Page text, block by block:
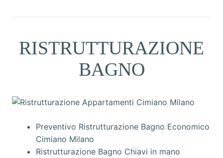
RISTRUTTURAZIONE
BAGNO
Preventivo Ristrutturazione Bagno Economico
Cimiano Milano
Ristrutturazione Bagno Chiavi in mano